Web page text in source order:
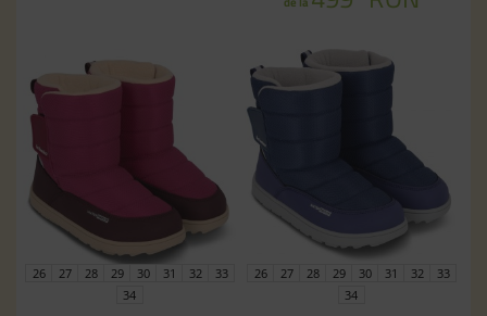
26 27 28 29 30 31 32
33
34
26 27 28 29 30 31 32
33
34